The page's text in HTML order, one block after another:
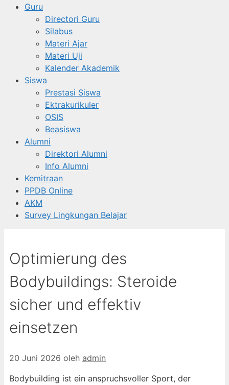
Guru
Directori Guru
Silabus
Materi Ajar
Materi Uji
Kalender Akademik
Siswa
Prestasi Siswa
Ektrakurikuler
OSIS
Beasiswa
Alumni
Direktori Alumni
Info Alumni
Kemitraan
PPDB Online
AKM
Survey Lingkungan Belajar
Optimierung des
Bodybuildings: Steroide
sicher und effektiv
einsetzen
20 Juni 2026 oleh admin
Bodybuilding ist ein anspruchsvoller Sport, der